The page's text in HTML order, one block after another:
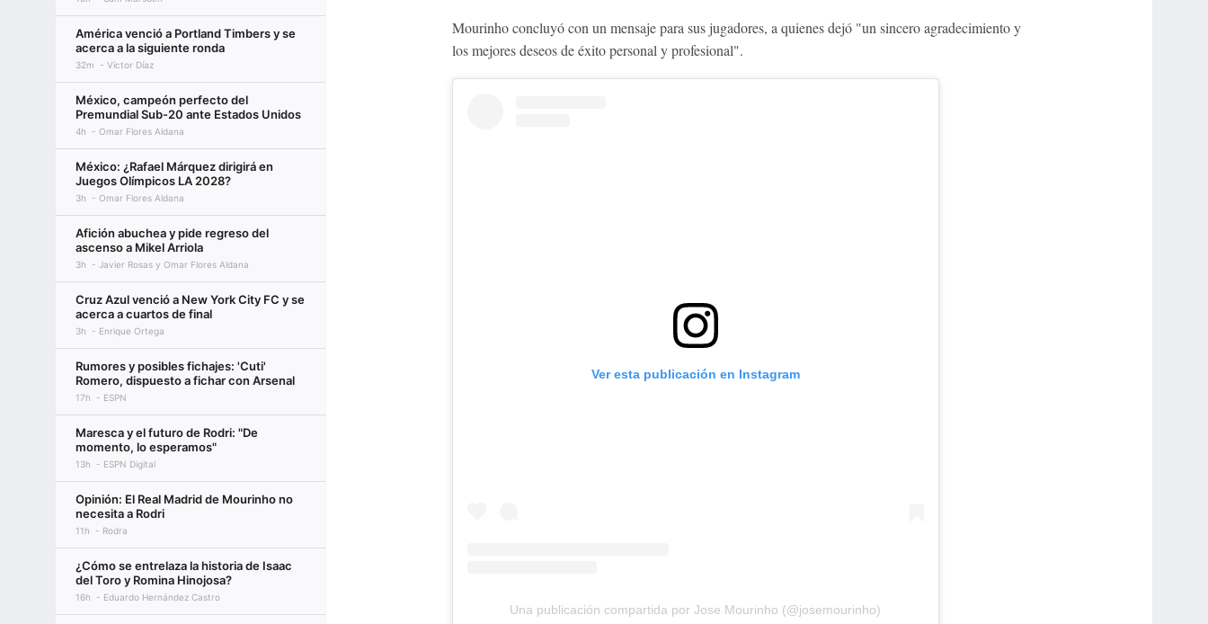
América venció a Portland Timbers y se
acerca a la siguiente ronda
32m Víctor Díaz
México, campeón perfecto del
Premundial Sub-20 ante Estados Unidos
4h Omar Flores Aldana
México: ¿Rafael Márquez dirigirá en
Juegos Olímpicos LA 2028?
3h Omar Flores Aldana
Afición abuchea y pide regreso del
ascenso a Mikel Arriola
3h Javier Rosas y Omar Flores Aldana
Cruz Azul venció a New York City FC y se
acerca a cuartos de final
3h Enrique Ortega
Rumores y posibles fichajes: 'Cuti'
Romero, dispuesto a fichar con Arsenal
17h ESPN
Maresca y el futuro de Rodri: "De
momento, lo esperamos"
13h ESPN Digital
Opinión: El Real Madrid de Mourinho no
necesita a Rodri
11h Rodra
¿Cómo se entrelaza la historia de Isaac
del Toro y Romina Hinojosa?
16h Eduardo Hernández Castro
Mourinho concluyó con un mensaje para sus jugadores, a quienes dejó "un sincero agradecimiento y
los mejores deseos de éxito personal y profesional".
Ver esta publicación en Instagram
Una publicación compartida por Jose Mourinho (@josemourinho)